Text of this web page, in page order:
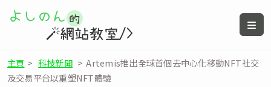
主頁 > 科技新聞 > Artemis推出全球首個去中心化移動NFT社交
及交易平台以重塑NFT體驗